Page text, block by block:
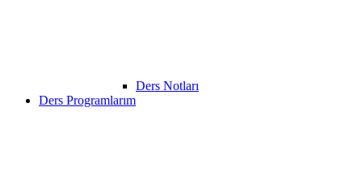
Ders Notları
Ders Programlarım